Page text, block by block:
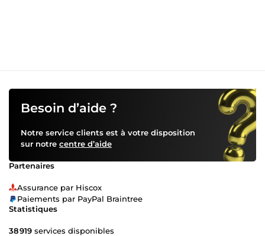
Besoin d’aide ?
Notre service clients est à votre disposition
sur notre centre d’aide
Partenaires
Assurance par Hiscox
Paiements par PayPal Braintree
Statistiques
38 919 services disponibles